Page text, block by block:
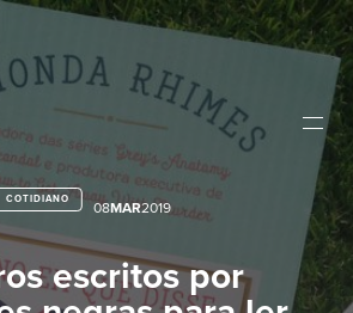
COTIDIANO
08MAR2019
escritos por